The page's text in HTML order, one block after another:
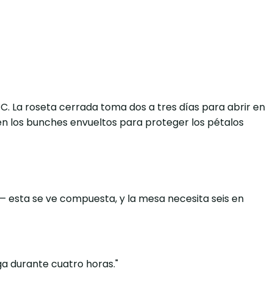
La roseta cerrada toma dos a tres días para abrir en
los bunches envueltos para proteger los pétalos
se ve compuesta, y la mesa necesita seis en
durante cuatro horas."